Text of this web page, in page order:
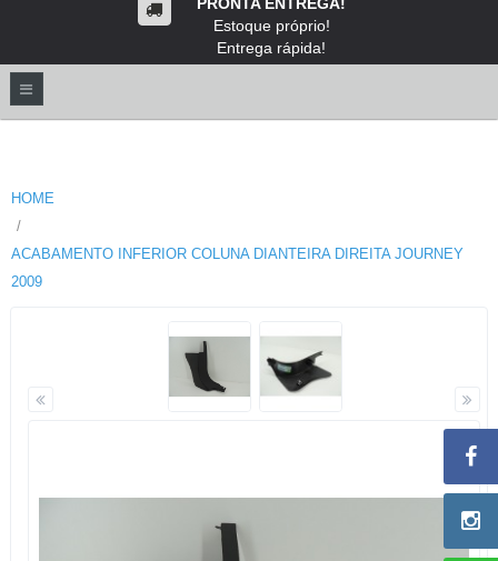
Estoque próprio!
Entrega rápida!
HOME
ACABAMENTO INFERIOR COLUNA DIANTEIRA DIREITA JOURNEY
2009